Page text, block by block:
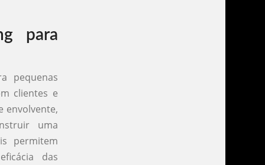
para
pequenas
clientes e
envolvente,
uma
permitem
das